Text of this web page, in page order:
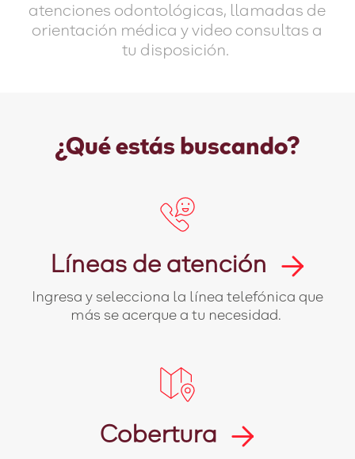
atenciones odontológicas, llamadas de
orientación médica y video consultas a
tu disposición.
¿Qué estás buscando?
Líneas de atención
Ingresa y selecciona la línea telefónica que
más se acerque a tu necesidad.
Cobertura